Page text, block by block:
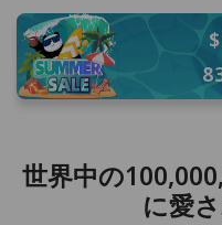
世界中の
に愛